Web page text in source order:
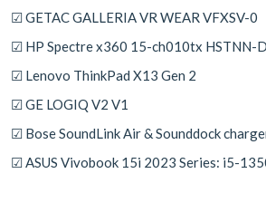
☑ GETAC GALLERIA VR WEAR VFXSV-0
☑ HP Spectre x360 15-ch010tx HSTNN-
☑ Lenovo ThinkPad X13 Gen 2
☑ GE LOGIQ V2 V1
☑ Bose SoundLink Air & Sounddock
☑ ASUS Vivobook 15i 2023 Series: i5-